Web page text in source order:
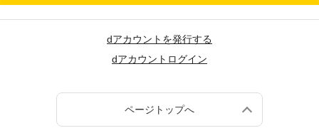
dアカウントを発行する
dアカウントログイン
ページトップへ